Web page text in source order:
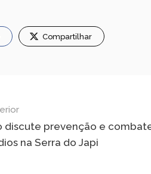
Compartilhar
discute prevenção e
na Serra do Japi